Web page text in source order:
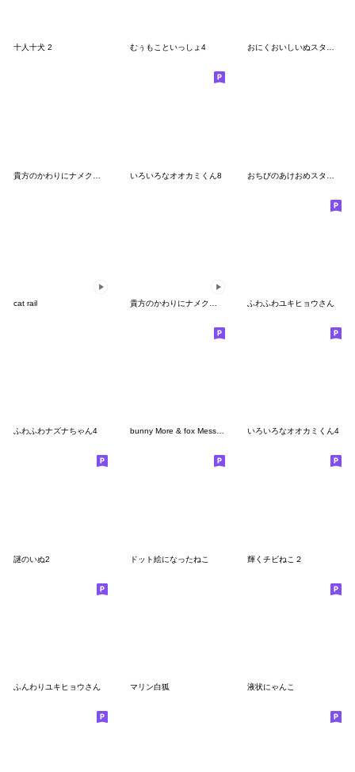
十人十犬 2 むぅもこといっしょ4 おにくおいしいぬスタンプ ハードボイルド
いろいろなオオカミくん8
cat rail ふわふわユキヒョウさん
ふわふわナズナちゃん4 bunny More & fox Mess furry couple いろいろなオオカミくん4
謎のいぬ2 ドット絵になったねこ 輝くチビねこ２
ふんわりユキヒョウさん マリン白狐 液状にゃんこ